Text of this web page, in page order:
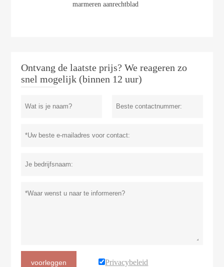
marmeren aanrechtblad
Ontvang de laatste prijs? We reageren zo
snel mogelijk (binnen 12 uur)
voorleggen Privacybeleid